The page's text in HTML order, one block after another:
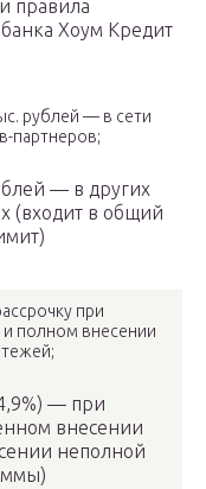
правила
Хоум Кредит
рублей — в сети
партнеров;
— в других
(входит в общий
при
полном внесении
— при
внесении
неполной